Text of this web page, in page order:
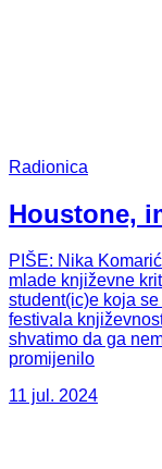
Radionica
Houstone,
PIŠE: Nika
mlade književne
student(ic)e koja
festivala
shvatimo da ga
promijenilo
11 jul. 2024